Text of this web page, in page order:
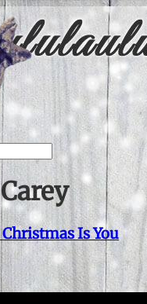
Is You